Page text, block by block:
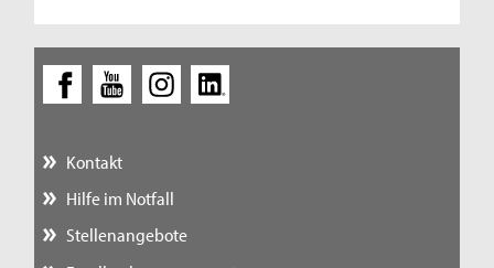
Kontakt
Hilfe im Notfall
Stellenangebote